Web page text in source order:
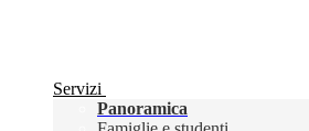
Servizi
Panoramica